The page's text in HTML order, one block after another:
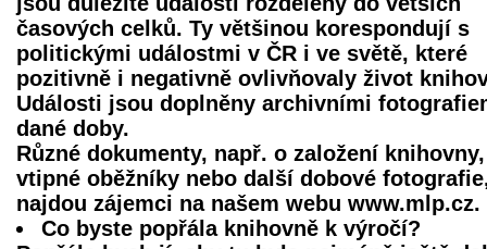
časových celků. Ty většinou korespondují s
politickými událostmi v ČR i ve světě, které
pozitivně i negativně ovlivňovaly život
Události jsou doplněny archivními
dané doby.
Různé dokumenty, např. o založení knihovny,
vtipné oběžníky nebo další dobové
najdou zájemci na našem webu www.mlp.cz.
Co byste popřála knihovně k výročí?